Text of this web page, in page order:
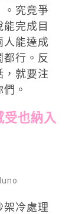
。究竟爭
完成目
人能達成
都行。反
，就要注
。
也納入
架冷處理